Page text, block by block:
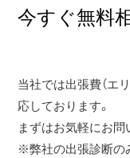
今すぐ無料
当社では出張費（エ
応しております。
まずはお気軽にお問
※弊社の出張診断の